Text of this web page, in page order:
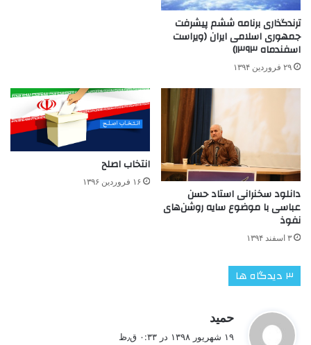
ترندگذاری برنامه ششم پیشرفت
جمهوری اسلامی ایران (ویراست
اسفندماه ۱۳۹۳)
۲۹ فروردین ۱۳۹۴
دانلود سخنرانی استاد حسن
عباسی با موضوع سایه روشن‌های
نفوذ
۳ اسفند ۱۳۹۴
انتخاب اصلح
۱۶ فروردین ۱۳۹۶
‫۳ دیدگاه ها
حمید
۱۹ شهریور ۱۳۹۸ در ۰:۳۳ ق٫ظ